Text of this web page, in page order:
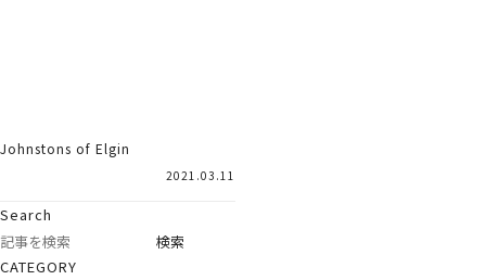
Johnstons of Elgin
2021.03.11
Search
CATEGORY